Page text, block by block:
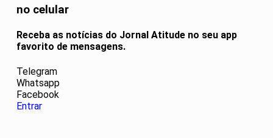
no celular
Receba as notícias do Jornal Atitude no seu app
favorito de mensagens.
Telegram
Whatsapp
Facebook
Entrar